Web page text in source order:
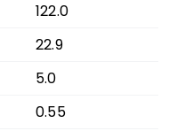
122.0
22.9
5.0
0.55